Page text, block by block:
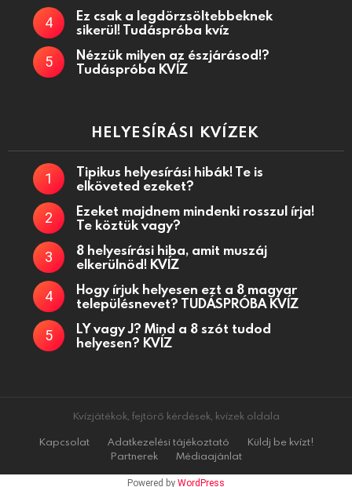
Ez csak a legdörzsöltebbeknek
sikerül! Tudáspróba kvíz
Nézzük milyen az észjárásod!?
Tudáspróba KVÍZ
HELYESÍRÁSI KVÍZEK
Tipikus helyesírási hibák! Te is
elköveted ezeket?
Ezeket majdnem mindenki rosszul írja!
Te köztük vagy?
8 helyesírási hiba, amit muszáj
elkerülnöd! KVÍZ
Hogy írjuk helyesen ezt a 8 magyar
településnevet? TUDÁSPRÓBA KVÍZ
LY vagy J? Mind a 8 szót tudod
helyesen? KVÍZ
Kvízjátékok, fejtörő kérdések, kvízek oldala
Kapcsolat
Adatkezelési tájékoztató
Küldj be kvízt!
Partnerek
Médiaajánlat
Powered by WordPress